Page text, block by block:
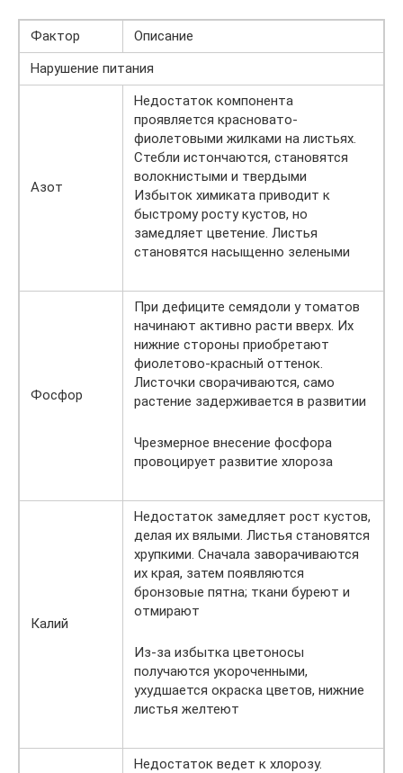
Фактор
Описание
Нарушение питания
Азот
Недостаток компонента
проявляется красновато-
фиолетовыми жилками на листьях.
Стебли истончаются, становятся
волокнистыми и твердыми
Избыток химиката приводит к
быстрому росту кустов, но
замедляет цветение. Листья
становятся насыщенно зелеными
Фосфор
При дефиците семядоли у томатов
начинают активно расти вверх. Их
нижние стороны приобретают
фиолетово-красный оттенок.
Листочки сворачиваются, само
растение задерживается в развитии
Чрезмерное внесение фосфора
провоцирует развитие хлороза
Калий
Недостаток замедляет рост кустов,
делая их вялыми. Листья становятся
хрупкими. Сначала заворачиваются
их края, затем появляются
бронзовые пятна; ткани буреют и
отмирают
Из-за избытка цветоносы
получаются укороченными,
ухудшается окраска цветов, нижние
листья желтеют
Недостаток ведет к хлорозу.